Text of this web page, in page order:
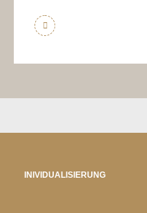
INIVIDUALISIERUNG